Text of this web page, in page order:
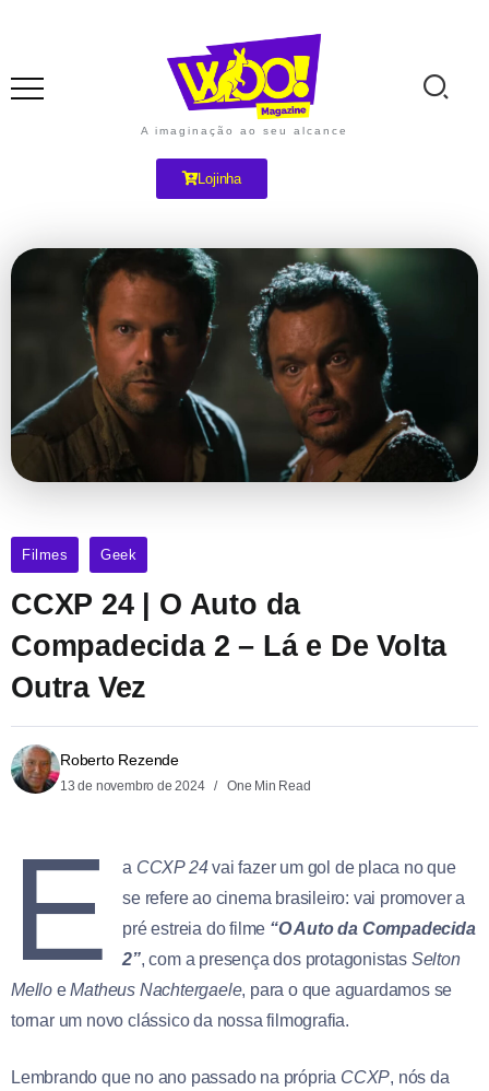
A imaginação ao seu alcance
Lojinha
Filmes Geek
CCXP 24 | O Auto da
Compadecida 2 – Lá e De Volta
Outra Vez
Roberto Rezende
13 de novembro de 2024 One Min Read
E a CCXP 24vai fazer um gol de placa no que
se refere ao cinema brasileiro: vai promover a
pré estreia do filme “O Auto da Compadecida
2”, com a presença dos protagonistas Selton
Mello eMatheus Nachtergaele, para o que aguardamos se
tornar um novo clássico da nossa filmografia.
Lembrando que no ano passado na própria CCXP, nós da